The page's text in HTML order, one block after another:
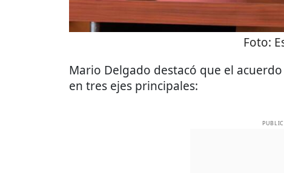
Foto:
Mario Delgado destacó que el
en tres ejes principales: